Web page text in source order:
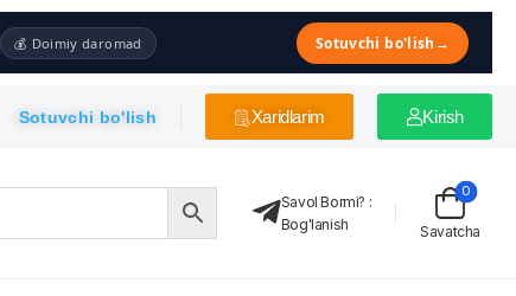
💰 Doimiy daromad Sotuvchi bo'lish →
Sotuvchi bo'lish Xaridlarim Kirish
Savol Bormi? :
Bog'lanish
Savatcha
0